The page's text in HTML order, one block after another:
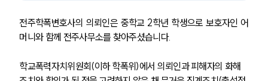
전주학폭변호사의 의뢰인은 중학교 2학년 학생으로 보호자인 어
머니와 함께 전주사무소를 찾아주셨습니다.
학교폭력자치위원회(이하 학폭위)에서 의뢰인과 피해자의 화해